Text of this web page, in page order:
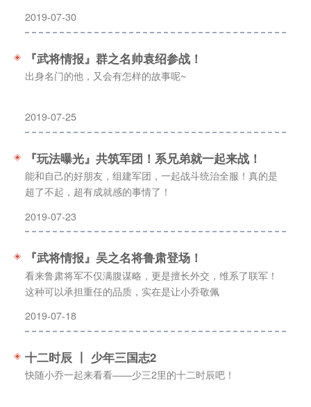
2019-07-30
『武将情报』群之名帅袁绍参战！
出身名门的他，又会有怎样的故事呢~
2019-07-25
『玩法曝光』共筑军团！系兄弟就一起来战！
能和自己的好朋友，组建军团，一起战斗统治全服！真的是
超了不起，超有成就感的事情了！
2019-07-23
『武将情报』吴之名将鲁肃登场！
看来鲁肃将军不仅满腹谋略，更是擅长外交，维系了联军！
这种可以承担重任的品质，实在是让小乔敬佩
2019-07-18
十二时辰 丨 少年三国志2
快随小乔一起来看看——少三2里的十二时辰吧！